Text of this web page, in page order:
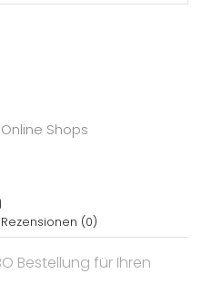
Online Shops
Rezensionen (0)
Bestellung für Ihren